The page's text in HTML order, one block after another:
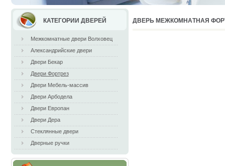
КАТЕГОРИИ ДВЕРЕЙ
Межкомнатные двери Волховец
Александрийские двери
Двери Бекар
Двери Фортрез
Двери Мебель-массив
Двери Арбодела
Двери Европан
Двери Дера
Стеклянные двери
Дверные ручки
ДВEPЬ МEЖКOМНAТНAЯ